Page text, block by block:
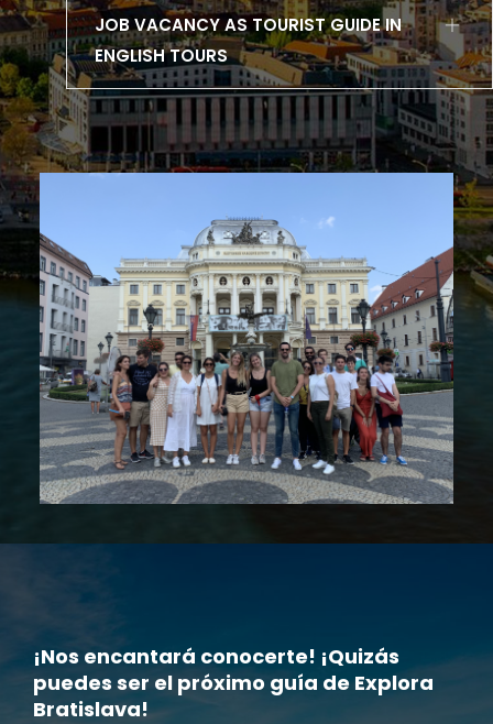
comentas porque te gustraría formar
parte de nuestro equipo.
JOB VACANCY AS TOURIST GUIDE IN
ENGLISH TOURS
¡Nos encantará conocerte! ¡Quizás
puedes ser el próximo guía de Explora
Bratislava!